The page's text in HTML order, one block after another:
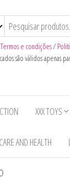
Termos e condições/
são válidos apenas
XXX TOYS
AND HEALTH